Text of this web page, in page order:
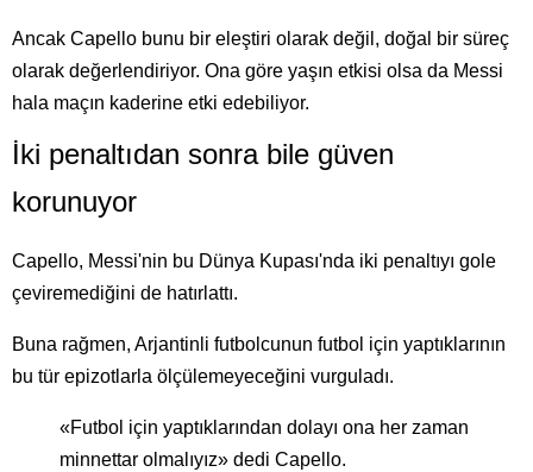
Ancak Capello bunu bir eleştiri olarak değil, doğal bir süreç
olarak değerlendiriyor. Ona göre yaşın etkisi olsa da Messi
hala maçın kaderine etki edebiliyor.
İki penaltıdan sonra bile güven
korunuyor
Capello, Messi'nin bu Dünya Kupası'nda iki penaltıyı gole
çeviremediğini de hatırlattı.
Buna rağmen, Arjantinli futbolcunun futbol için yaptıklarının
bu tür epizotlarla ölçülemeyeceğini vurguladı.
«Futbol için yaptıklarından dolayı ona her zaman
minnettar olmalıyız» dedi Capello.